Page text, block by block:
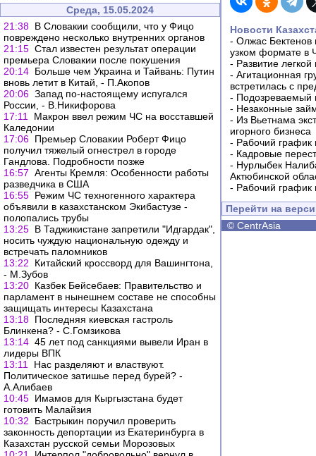
Среда, 15.05.2024
21:38 В Словакии сообщили, что у Фицо
повреждено несколько внутренних органов
21:15 Стал известен результат операции
премьера Словакии после покушения
20:14 Больше чем Украина и Тайвань: Путин
вновь летит в Китай, - П.Акопов
20:06 Запад по-настоящему испугался
России, - В.Никифорова
17:11
Макрон ввел режим ЧС на восставшей
Каледонии
17:06 Премьер Словакии Роберт Фицо
получил тяжелый огнестрел в городе
Гандлова. Подробности позже
16:57 Агенты Кремля: Особенности работы
разведчика в США
16:55 Режим ЧС техногенного характера
объявили в казахстанском Экибастузе -
полопались трубы
13:25 В Таджикистане запретили "Идгардак",
носить чуждую национальную одежду и
встречать паломников
13:22
Китайский кроссворд для Вашингтона,
- М.Зубов
13:20 Казбек Бейсебаев: Правительство и
парламент в нынешнем составе не способны
защищать интересы Казахстана
13:18 Последняя киевская гастроль
Блинкена? - С.Гомзикова
13:14 45 лет под санкциями вывели Иран в
лидеры ВПК
13:11
Нас разделяют и властвуют.
Политическое затишье перед бурей? -
А.Алибаев
10:45 Имамов для Кыргызстана будет
готовить Малайзия
10:32
Бастрыкин поручил проверить
законность депортации из Екатеринбурга в
Казахстан русской семьи Морозовых
Новости
- Олжас Бектенов
узком формате в
- Развитие
- Агитационная
встретилась с
- Подозреваемый
- Незаконные
- Из Вьетнама
игорного бизнеса
- Рабочий график
- Кадровые
- Нурлыбек
Актюбинской
- Рабочий график
Перейти на
© CentrAsia